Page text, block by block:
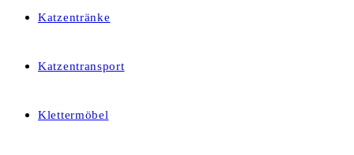
Katzentränke
Katzentransport
Klettermöbel